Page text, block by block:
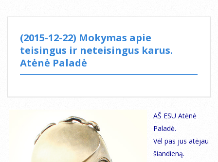
(2015-12-22) Mokymas apie
teisingus ir neteisingus karus.
Atėnė Paladė
AŠ ESU Atėnė
Paladė.
Vėl pas jus atėjau
šiandieną.